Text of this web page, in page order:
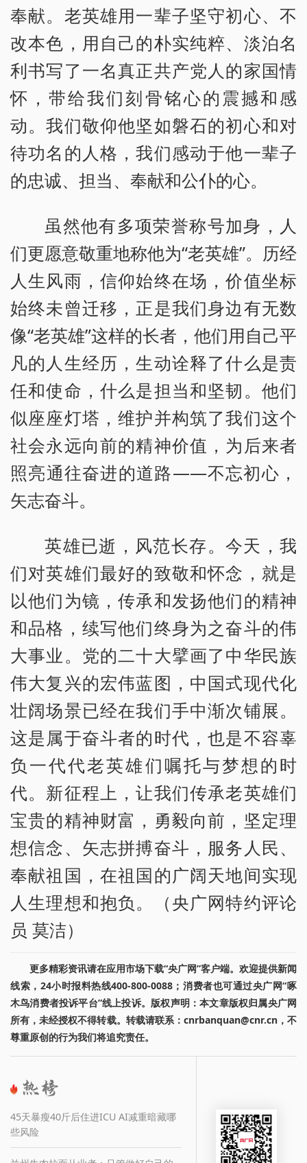
奉献。老英雄用一辈子坚守初心、不
改本色，用自己的朴实纯粹、淡泊名
利书写了一名真正共产党人的家国情
怀，带给我们刻骨铭心的震撼和感
动。我们敬仰他坚如磐石的初心和对
待功名的人格，我们感动于他一辈子
的忠诚、担当、奉献和公仆的心。
虽然他有多项荣誉称号加身，人
们更愿意敬重地称他为“老英雄”。历经
人生风雨，信仰始终在场，价值坐标
始终未曾迁移，正是我们身边有无数
像“老英雄”这样的长者，他们用自己平
凡的人生经历，生动诠释了什么是责
任和使命，什么是担当和坚韧。他们
似座座灯塔，维护并构筑了我们这个
社会永远向前的精神价值，为后来者
照亮通往奋进的道路——不忘初心，
矢志奋斗。
英雄已逝，风范长存。今天，我
们对英雄们最好的致敬和怀念，就是
以他们为镜，传承和发扬他们的精神
和品格，续写他们终身为之奋斗的伟
大事业。党的二十大擘画了中华民族
伟大复兴的宏伟蓝图，中国式现代化
壮阔场景已经在我们手中渐次铺展。
这是属于奋斗者的时代，也是不容辜
负一代代老英雄们嘱托与梦想的时
代。新征程上，让我们传承老英雄们
宝贵的精神财富，勇毅向前，坚定理
想信念、矢志拼搏奋斗，服务人民、
奉献祖国，在祖国的广阔天地间实现
人生理想和抱负。（央广网特约评论
员 莫洁）
更多精彩资讯请在应用市场下载“央广网”客户端。欢迎提供新闻
线索，24小时报料热线400-800-0088；消费者也可通过央广网“啄
木鸟消费者投诉平台”线上投诉。版权声明：本文章版权归属央广网
所有，未经授权不得转载。转载请联系：cnrbanquan@cnr.cn，不
尊重原创的行为我们将追究责任。
45天暴瘦40斤后住进ICU AI减重暗藏哪
些风险